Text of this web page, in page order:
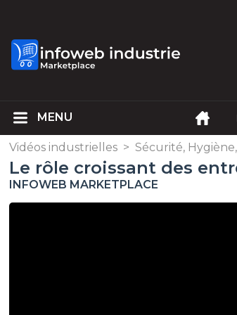
Vidéos industrielles > Sécurité,
Le rôle croissant des
INFOWEB MARKETPLACE